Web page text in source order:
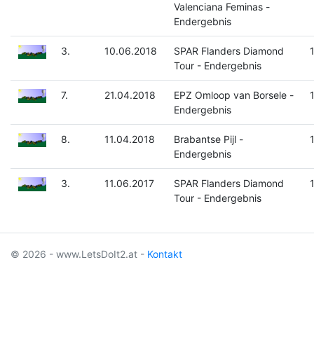
Valenciana Feminas -
Endergebnis
3. 10.06.2018
SPAR Flanders Diamond
Tour - Endergebnis
7. 21.04.2018
EPZ Omloop van Borsele -
Endergebnis
8. 11.04.2018
Brabantse Pijl -
Endergebnis
3. 11.06.2017
SPAR Flanders Diamond
Tour - Endergebnis
© 2026 - www.LetsDoIt2.at - Kontakt